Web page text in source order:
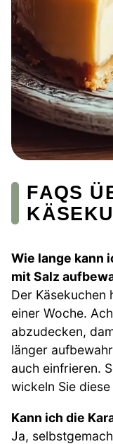
FAQS
Wie lange kann
mit Salz
Der Käsekuchen
einer Woche.
abzudecken,
länger
auch einfrieren.
wickeln Sie
Kann ich die
Ja,